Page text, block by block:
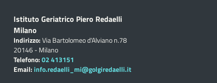
Istituto Geriatrico Piero Redaelli
Milano
Indirizzo:Via Bartolomeo d'Alviano n.78
20146 - Milano
Telefono:02 413151
Email: info.redaelli_mi@golgiredaelli.it